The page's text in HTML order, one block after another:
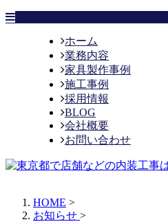
ホーム
業務内容
家具製作事例
施工事例
採用情報
BLOG
会社概要
お問い合わせ
HOME >
お知らせ >